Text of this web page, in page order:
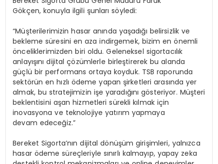
Gökçen, konuyla ilgili şunları söyledi:
“Müşterilerimizin hasar anında yaşadığı belirsizlik ve
bekleme süresini en aza indirgemek, bizim en önemli
önceliklerimizden biri oldu. Geleneksel sigortacılık
anlayışını dijital çözümlerle birleştirerek bu alanda
güçlü bir performans ortaya koyduk. TSB raporunda
sektörün en hızlı ödeme yapan şirketleri arasında yer
almak, bu stratejimizin işe yaradığını gösteriyor. Müşteri
beklentisini aşan hizmetleri sürekli kılmak için
inovasyona ve teknolojiye yatırım yapmaya
devam edeceğiz.”
Bereket Sigorta’nın dijital dönüşüm girişimleri, yalnızca
hasar ödeme süreçleriyle sınırlı kalmayıp, yapay zeka